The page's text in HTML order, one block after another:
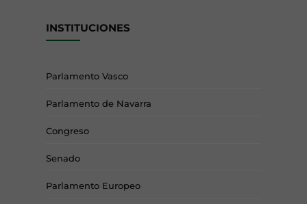
INSTITUCIONES
Parlamento Vasco
Parlamento de Navarra
Congreso
Senado
Parlamento Europeo